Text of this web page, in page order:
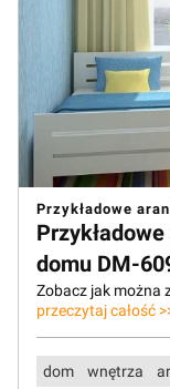
Przykładowe
domu DM-
Zobacz jak można
przeczytaj całość
dom wnętrza